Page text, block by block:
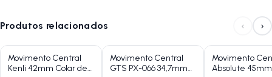
Produtos relacionados ‹ ›
Movimento Central
Kenli 42mm Colar de
Movimento Central
GTS PX-066 34,7mm
Movimento
Absolute 45mm